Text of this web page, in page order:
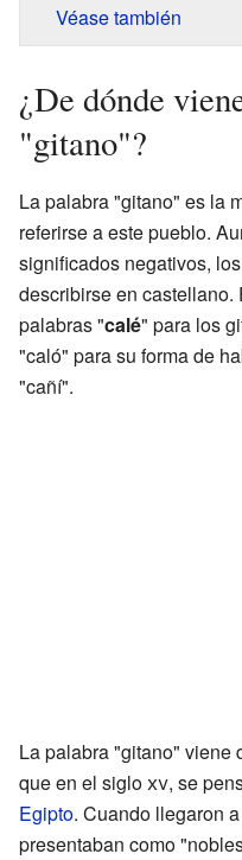
Véase también
¿De dónde
"gitano"?
La palabra "gitano" es la
referirse a este pueblo.
significados negativos,
describirse en castellano.
palabras "calé" para los
"caló" para su forma de
"cañí".
La palabra "gitano" viene
que en el sigloxv, se
Egipto. Cuando llegaron
presentaban como